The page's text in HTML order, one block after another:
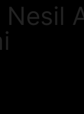
Nesil